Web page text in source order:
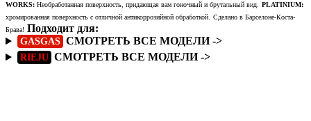
WORKS: Необработанная поверхность, придающая вам гоночный и брутальный вид. PLATINIUM:
хромированная поверхность с отличной антикоррозийной обработкой. Сделано в Барселоне-Коста-
Брава! Подходит для:
GASGAS СМОТРЕТЬ ВСЕ МОДЕЛИ ->
RIEJU СМОТРЕТЬ ВСЕ МОДЕЛИ ->